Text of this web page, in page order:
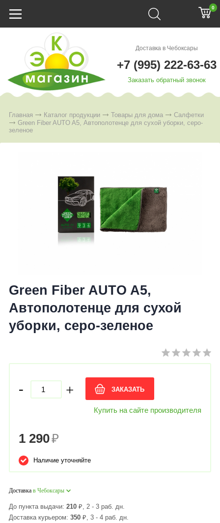
0
Доставка в Чебоксары
+7 (995) 222-63-63
Заказать обратный звонок
Главная Каталог продукции Товары для дома
Салфетки
Green Fiber AUTO A5, Автополотенце для сухой уборки, серо-
зеленое
Green Fiber AUTO A5,
Автополотенце для сухой
уборки, серо-зеленое
- + ЗАКАЗАТЬ
Купить на сайте производителя
1 290₽
Наличие уточняйте
Доставка в Чебоксары
До пункта выдачи: 210 ₽, 2 - 3 раб. дн.
Доставка курьером: 350 ₽, 3 - 4 раб. дн.